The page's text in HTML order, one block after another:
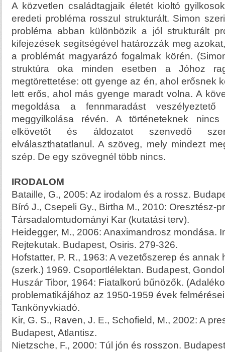
A közvetlen családtagjaik életét kioltó
eredeti probléma rosszul strukturált. Simon
probléma abban különbözik a jól strukturált
kifejezések segítségével határozzák meg
a problémát magyarázó fogalmak körén.
struktúra oka minden esetben a Jóhoz
megtörettetése: ott gyenge az én, ahol erősnek
lett erős, ahol más gyenge maradt volna. A
megoldása a fennmaradást veszélyeztető
meggyilkolása révén. A történeteknek
elkövetőt és áldozatot szenvedő
elválaszthatatlanul. A szöveg, mely mindezt
szép. De egy szövegnél több nincs.
IRODALOM
Bataille, G., 2005: Az irodalom és a rossz.
Bíró J., Csepeli Gy., Birtha M., 2010: Oresztész-
Társadalomtudományi Kar (kutatási terv).
Heidegger, M., 2006: Anaximandrosz mondása.
Rejtekutak. Budapest, Osiris. 279-326.
Hofstatter, P. R., 1963: A vezetőszerep és annak
(szerk.) 1969. Csoportlélektan. Budapest,
Huszár Tibor, 1964: Fiatalkorú bűnözők.
problematikájához az 1950-1959 évek
Tankönyvkiadó.
Kir, G. S., Raven, J. E., Schofield, M., 2002: A
Budapest, Atlantisz.
Nietzsche, F., 2000: Túl jón és rosszon.